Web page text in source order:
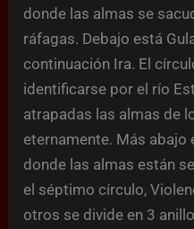
donde las almas se
ráfagas. Debajo está
continuación Ira. El
identificarse por el río
atrapadas las almas de
eternamente. Más abajo
donde las almas están
el séptimo círculo,
otros se divide en 3